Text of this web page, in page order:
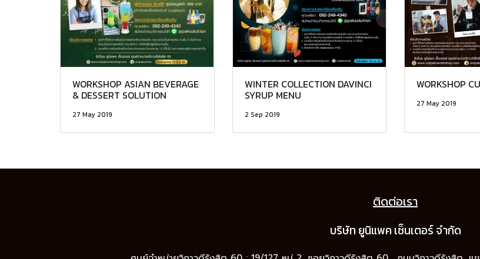
WORKSHOP ASIAN BEVERAGE
& DESSERT SOLUTION
27 May 2019
WINTER COLLECTION DAVINCI
SYRUP MENU
2 Sep 2019
WORKSHOP
27 May 2019
ติดต่อเรา
บริษัท ยูนิแพค เซ็นเตอร์ จำกัด